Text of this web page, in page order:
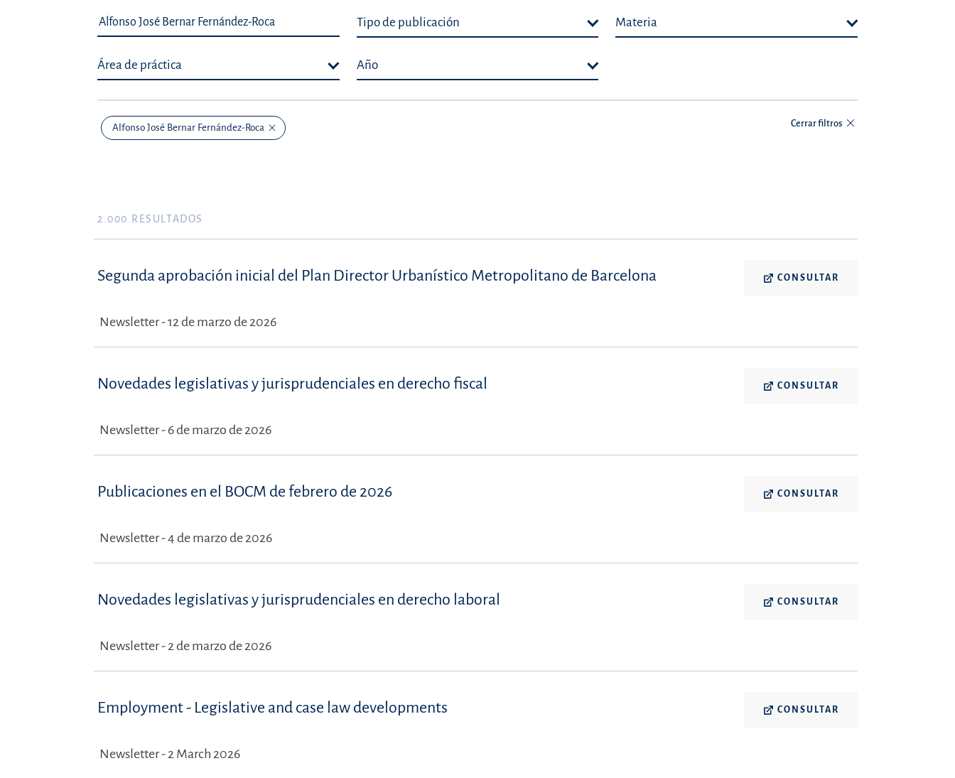
Tipo de publicación Materia
Área de práctica Año
Alfonso José Bernar Fernández-Roca Cerrar filtros
2.000 RESULTADOS
Segunda aprobación inicial del Plan Director Urbanístico Metropolitano de Barcelona CONSULTAR
Newsletter - 12 de marzo de 2026
Novedades legislativas y jurisprudenciales en derecho fiscal CONSULTAR
Newsletter - 6 de marzo de 2026
Publicaciones en el BOCM de febrero de 2026 CONSULTAR
Newsletter - 4 de marzo de 2026
Novedades legislativas y jurisprudenciales en derecho laboral CONSULTAR
Newsletter - 2 de marzo de 2026
Employment - Legislative and case law developments CONSULTAR
Newsletter - 2 March 2026